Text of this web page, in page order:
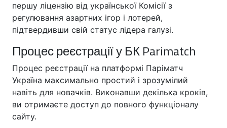
першу ліцензію від української Комісії з
регулювання азартних ігор і лотерей,
підтвердивши свій статус лідера галузі.
Процес реєстрації у БК Parimatch
Процес реєстрації на платформі Паріматч
Україна максимально простий і зрозумілий
навіть для новачків. Виконавши декілька кроків,
ви отримаєте доступ до повного функціоналу
сайту.